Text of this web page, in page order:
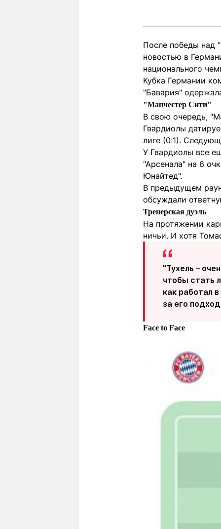
После победы над
новостью в
национального
Кубка Германии
"Бавария"
"Манчестер Сити"
В свою очередь,
Гвардиолы
лиге (0:1).
У Гвардиолы все
"Арсенала" на 6
Юнайтед".
В предыдущем
обсуждали
Тренерская дуэль
На протяжении
ничьи. И хотя
"Тухель –
чтобы стать
как работал
за его
Face to Face